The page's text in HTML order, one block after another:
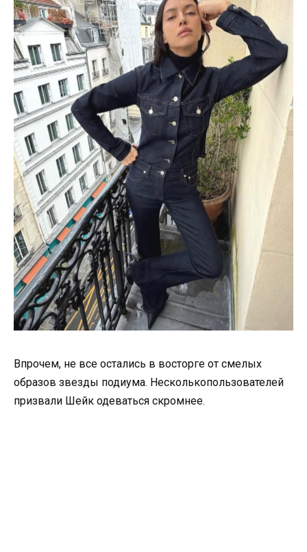
Впрочем, не все остались в восторге от смелых
образов звезды подиума. Несколькопользователей
призвали Шейк одеваться скромнее.